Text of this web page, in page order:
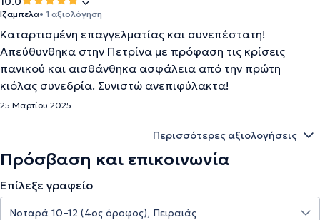
Ιζαμπελα• 1 αξιολόγηση
Καταρτισμένη επαγγελματίας και συνεπέστατη!
Απεύθυνθηκα στην Πετρίνα με πρόφαση τις κρίσεις
πανικού και αισθάνθηκα ασφάλεια από την πρώτη
κιόλας συνεδρία. Συνιστώ ανεπιφύλακτα!
25 Μαρτίου 2025
Περισσότερες αξιολογήσεις
Πρόσβαση και επικοινωνία
Επίλεξε γραφείο